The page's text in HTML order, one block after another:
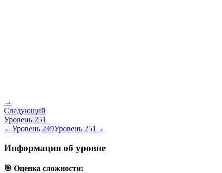
→
Следующий
Уровень 251
←Уровень 249Уровень 251 →
Информация об уровне
🎯 Оценка сложности: